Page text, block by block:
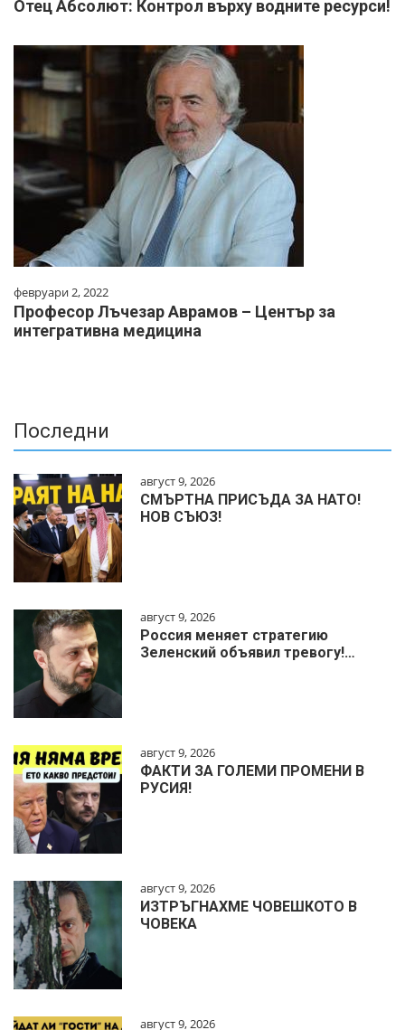
Отец Абсолют: Контрол върху водните ресурси!
февруари 2, 2022
Професор Лъчезар Аврамов – Център за
интегративна медицина
Последни
август 9, 2026
СМЪРТНА ПРИСЪДА ЗА НАТО!
НОВ СЪЮЗ!
август 9, 2026
Россия меняет стратегию
Зеленский объявил тревогу!…
август 9, 2026
ФАКТИ ЗА ГОЛЕМИ ПРОМЕНИ В
РУСИЯ!
август 9, 2026
ИЗТРЪГНАХМЕ ЧОВЕШКОТО В
ЧОВЕКА
август 9, 2026